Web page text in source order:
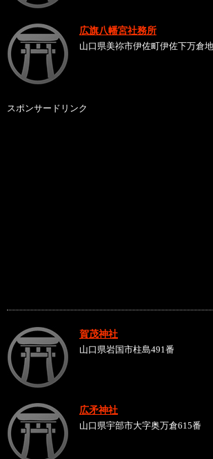
広旗八幡宮社務所
山口県美祢市伊佐町伊佐下万倉地
スポンサードリンク
賀茂神社
山口県岩国市柱島491番
広矛神社
山口県宇部市大字奥万倉615番